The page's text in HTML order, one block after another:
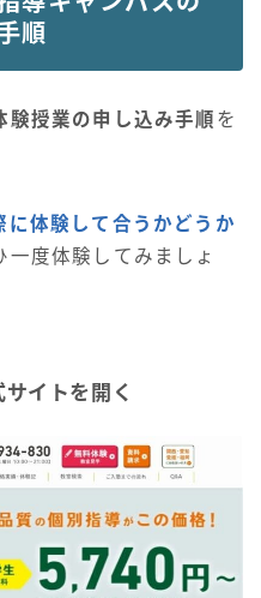
順
験授業の申し込み手順 を
に体験して合うかどうか
一度体験してみましょ
イトを開く